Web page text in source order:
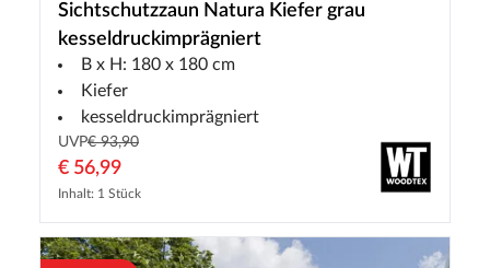
Sichtschutzzaun Natura Kiefer grau
kesseldruckimprägniert
B x H: 180 x 180 cm
Kiefer
kesseldruckimprägniert
UVP€ 93,90
€ 56,99
Inhalt: 1 Stück